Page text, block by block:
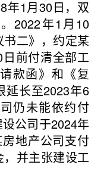
年1月30日，双
2022年1月10
二》，约定某
前付清全部工
款函》和《复
延长至2023年6
仍未能依约付
公司于2024年
地产公司支付
并主张建设工